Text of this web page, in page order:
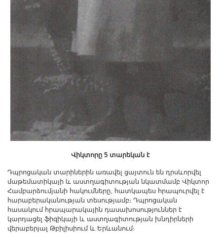
Վիկտորը 5 տարեկան է
Դպրոցական տարիներին առավել ցայտուն են դրսևորվել
մաթեմատիկայի և աստղագիտության նկատմամբ Վիկտոր
Համբարձումյանի հակումները, հատկապես հրապուրվել է
հարաբերականության տեսությամբ։ Դպրոցական
հասակում հրապարակային դասախոսություններ է
կարդացել ֆիզիկայի և աստղագիտության խնդիրների
վերաբերյալ Թբիլիսիում և Երևանում։